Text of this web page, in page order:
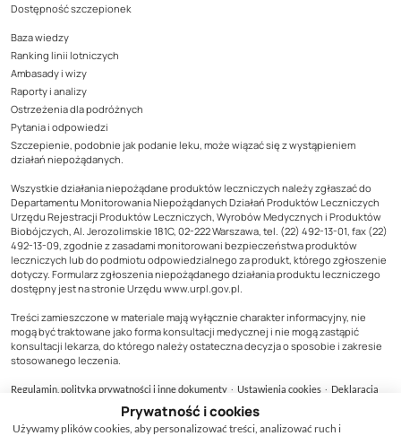
Dostępność szczepionek
Baza wiedzy
Ranking linii lotniczych
Ambasady i wizy
Raporty i analizy
Ostrzeżenia dla podróżnych
Pytania i odpowiedzi
Szczepienie, podobnie jak podanie leku, może wiązać się z wystąpieniem
działań niepożądanych.
Wszystkie działania niepożądane produktów leczniczych należy zgłaszać do
Departamentu Monitorowania Niepożądanych Działań Produktów Leczniczych
Urzędu Rejestracji Produktów Leczniczych, Wyrobów Medycznych i Produktów
Biobójczych, Al. Jerozolimskie 181C, 02-222 Warszawa, tel. (22) 492-13-01, fax (22)
492-13-09, zgodnie z zasadami monitorowani bezpieczeństwa produktów
leczniczych lub do podmiotu odpowiedzialnego za produkt, którego zgłoszenie
dotyczy. Formularz zgłoszenia niepożądanego działania produktu leczniczego
dostępny jest na stronie Urzędu www.urpl.gov.pl.
Treści zamieszczone w materiale mają wyłącznie charakter informacyjny, nie
mogą być traktowane jako forma konsultacji medycznej i nie mogą zastąpić
konsultacji lekarza, do którego należy ostateczna decyzja o sposobie i zakresie
stosowanego leczenia.
Regulamin, polityka prywatności i inne dokumenty · Ustawienia cookies · Deklaracja
Prywatność i cookies
Używamy plików cookies, aby personalizować treści, analizować ruch i